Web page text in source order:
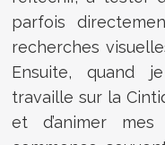
parfois
recherches
Ensuite, quand
travaille sur la
et d’animer